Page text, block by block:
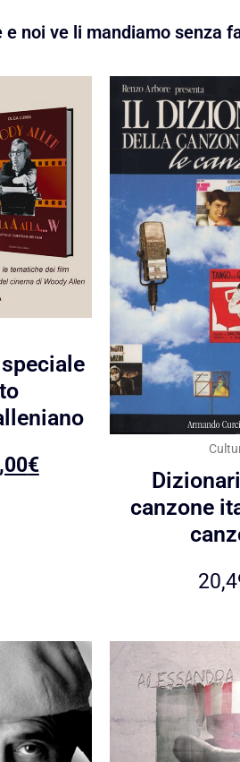
noi ve li mandiamo senza
€
canzone